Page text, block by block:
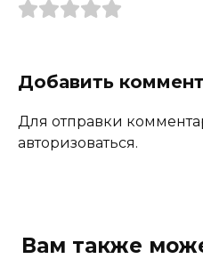
Добавить
Для отправки
авторизоваться.
Вам также